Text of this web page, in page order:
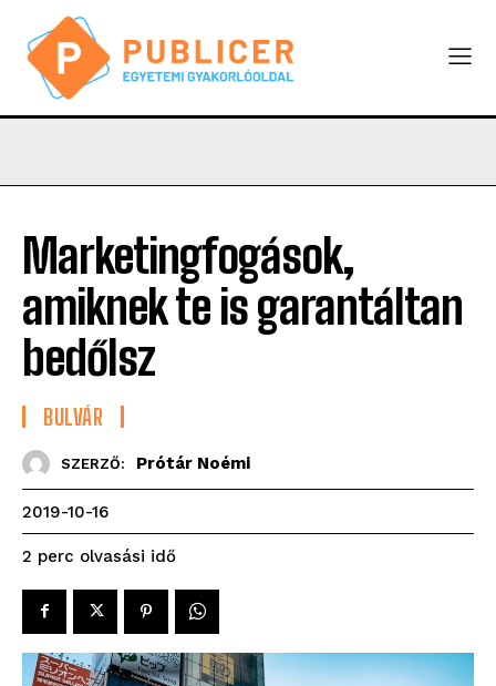
Marketingfogások,
amiknek te is garantáltan
bedőlsz
BULVÁR
SZERZŐ: Prótár Noémi
2019-10-16
2 perc olvasási idő